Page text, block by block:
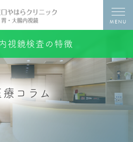
MENU
視鏡検査の特徴
療コラム